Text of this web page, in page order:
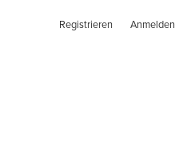
Registrieren Anmelden